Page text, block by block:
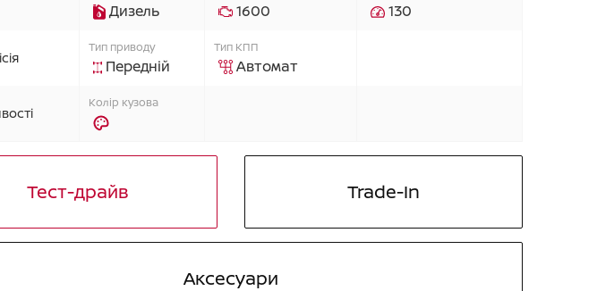
Дизель 1600 130
Тип приводу
Передній
Тип КПП
Автомат
Колір кузова
Тест-драйв Trade-In
Аксесуари